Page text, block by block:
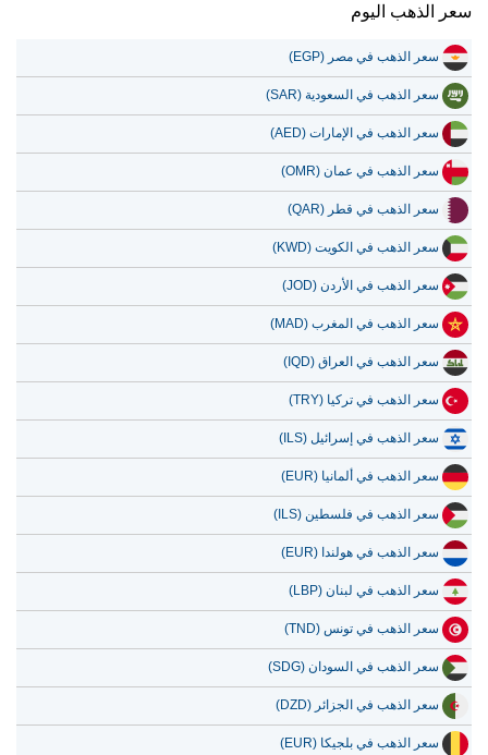
سعر الذهب اليوم
سعر الذهب في مصر (EGP)
سعر الذهب في السعودية (SAR)
سعر الذهب في الإمارات (AED)
سعر الذهب في عمان (OMR)
سعر الذهب في قطر (QAR)
سعر الذهب في الكويت (KWD)
سعر الذهب في الأردن (JOD)
سعر الذهب في المغرب (MAD)
سعر الذهب في العراق (IQD)
سعر الذهب في تركيا (TRY)
سعر الذهب في إسرائيل (ILS)
سعر الذهب في ألمانيا (EUR)
سعر الذهب في فلسطين (ILS)
سعر الذهب في هولندا (EUR)
سعر الذهب في لبنان (LBP)
سعر الذهب في تونس (TND)
سعر الذهب في السودان (SDG)
سعر الذهب في الجزائر (DZD)
سعر الذهب في بلجيكا (EUR)